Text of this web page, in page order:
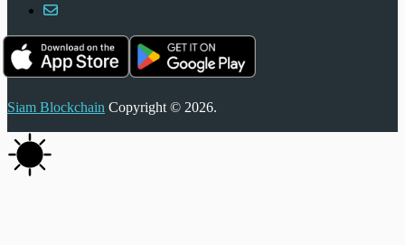
Siam Blockchain Copyright © 2026.